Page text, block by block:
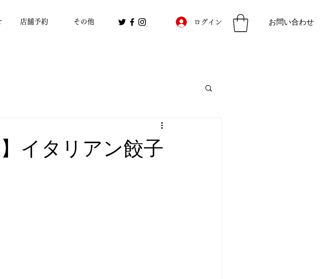
店舗予約 その他 ログイン お問い合わせ
イタリアン餃子